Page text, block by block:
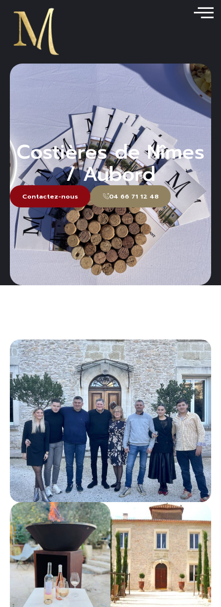
principal
Costières de Nîmes
/ Aubord
Contactez-nous 04 66 71 12 48